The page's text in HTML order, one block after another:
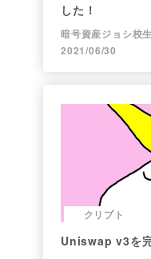
した！
暗号資産ジョシ校
2021/06/30
クリプト
Uniswap v3を